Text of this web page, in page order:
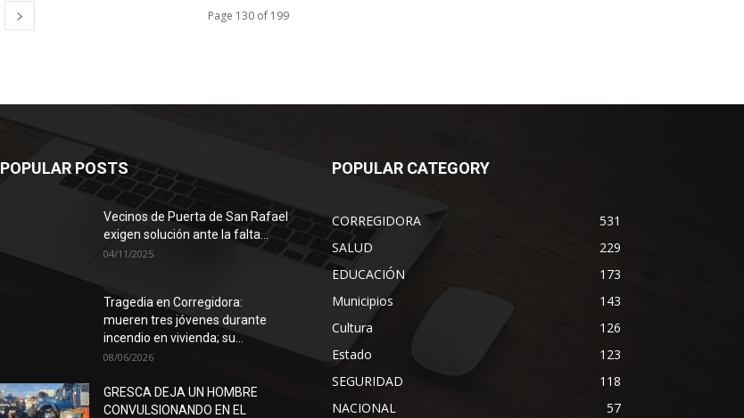
Page 130 of 199
POPULAR POSTS
Vecinos de Puerta de San Rafael
exigen solución ante la falta...
04/11/2025
Tragedia en Corregidora:
mueren tres jóvenes durante
incendio en vivienda; su...
08/06/2026
GRESCA DEJA UN HOMBRE
CONVULSIONANDO EN EL
POPULAR CATEGORY
CORREGIDORA
531
SALUD
229
EDUCACIÓN
173
Municipios
143
Cultura
126
Estado
123
SEGURIDAD
118
NACIONAL
57